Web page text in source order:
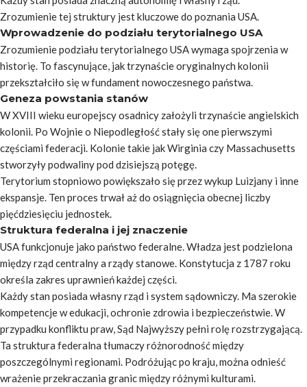
Zrozumienie tej struktury jest kluczowe do poznania USA.
Wprowadzenie do podziału terytorialnego USA
Zrozumienie podziału terytorialnego USA wymaga spojrzenia w
historię. To fascynujące, jak trzynaście oryginalnych kolonii
przekształciło się w fundament nowoczesnego państwa.
Geneza powstania stanów
W XVIII wieku europejscy osadnicy założyli trzynaście angielskich
kolonii. Po Wojnie o Niepodległość stały się one pierwszymi
częściami federacji. Kolonie takie jak Wirginia czy Massachusetts
stworzyły podwaliny pod dzisiejszą potęgę.
Terytorium stopniowo powiększało się przez wykup Luizjany i inne
ekspansje. Ten proces trwał aż do osiągnięcia obecnej liczby
pięćdziesięciu jednostek.
Struktura federalna i jej znaczenie
USA funkcjonuje jako państwo federalne. Władza jest podzielona
między rząd centralny a rządy stanowe. Konstytucja z 1787 roku
określa zakres uprawnień każdej części.
Każdy stan posiada własny rząd i system sądowniczy. Ma szerokie
kompetencje w edukacji, ochronie zdrowia i bezpieczeństwie. W
przypadku konfliktu praw, Sąd Najwyższy pełni rolę rozstrzygającą.
Ta struktura federalna tłumaczy różnorodność między
poszczególnymi regionami. Podróżując po kraju, można odnieść
wrażenie przekraczania granic między różnymi kulturami.